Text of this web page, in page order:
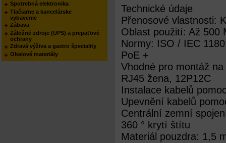
Technické údaje
Přenosové vlastnosti:
Oblast použití: Až 500
Normy: ISO / IEC
PoE +
Vhodné pro montáž
RJ45 žena, 12P12C
Instalace kabelů
Upevnění kabelů
Centrální zemní
360 ° krytí štítu
Materiál pouzdra: 1,5
Spotrebná elektronika
Tlačiarne a kancelárske
vybavenie
Zábava
Záložné zdroje (UPS) a prepäťové
ochrany
Zdravá výživa a gastro špeciality
Obalové materiály